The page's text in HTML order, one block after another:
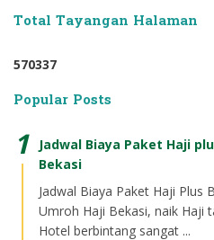
Total Tayangan Halaman
570337
Popular Posts
Jadwal Biaya Paket Haji
Bekasi
Jadwal Biaya Paket Haji Plus
Umroh Haji Bekasi, naik Haji
Hotel berbintang sangat ...